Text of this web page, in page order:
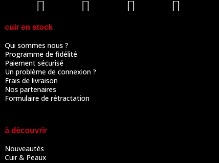
cuir en stock
Qui sommes nous ?
Programme de fidélité
Paiement sécurisé
Un problème de connexion ?
Frais de livraison
Nos partenaires
Formulaire de rétractation
à découvrir
Nouveautés
Cuir & Peaux